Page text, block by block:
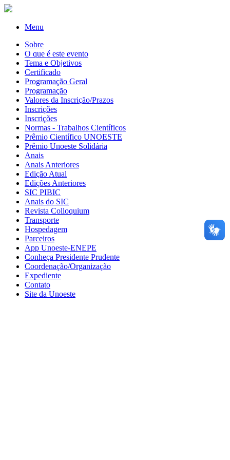
Menu
Sobre
O que é este evento
Tema e Objetivos
Certificado
Programação Geral
Programação
Valores da Inscrição/Prazos
Inscrições
Inscrições
Normas - Trabalhos Científicos
Prêmio Científico UNOESTE
Prêmio Unoeste Solidária
Anais
Anais Anteriores
Edição Atual
Edições Anteriores
SIC PIBIC
Anais do SIC
Revista Colloquium
Transporte
Hospedagem
Parceiros
App Unoeste-ENEPE
Conheça Presidente Prudente
Coordenação/Organização
Expediente
Contato
Site da Unoeste